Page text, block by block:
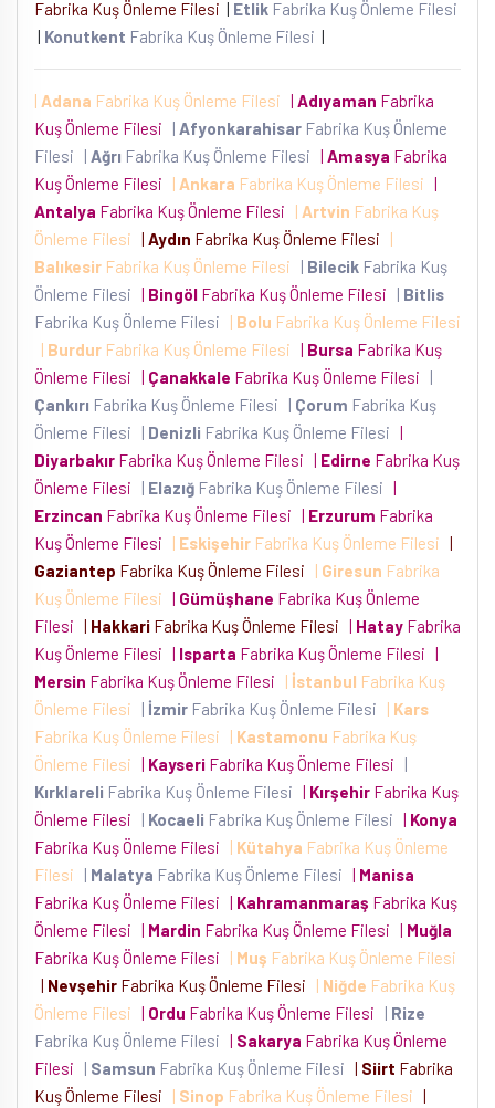
Fabrika Kuş Önleme Filesi | Etlik Fabrika Kuş Önleme Filesi
| Konutkent Fabrika Kuş Önleme Filesi |
| Adana Fabrika Kuş Önleme Filesi | Adıyaman Fabrika
Kuş Önleme Filesi
| Afyonkarahisar Fabrika Kuş Önleme
Filesi
| Ağrı Fabrika Kuş Önleme Filesi | Amasya Fabrika
Kuş Önleme Filesi
| Ankara Fabrika Kuş Önleme Filesi |
Antalya Fabrika Kuş Önleme Filesi | Artvin Fabrika Kuş
Önleme Filesi | Aydın Fabrika Kuş Önleme Filesi
|
Balıkesir Fabrika Kuş Önleme Filesi | Bilecik Fabrika Kuş
Önleme Filesi | Bingöl Fabrika Kuş Önleme Filesi | Bitlis
Fabrika Kuş Önleme Filesi
| Bolu Fabrika Kuş Önleme Filesi
| Burdur Fabrika Kuş Önleme Filesi | Bursa Fabrika Kuş
Önleme Filesi | Çanakkale Fabrika Kuş Önleme Filesi
|
Çankırı Fabrika Kuş Önleme Filesi | Çorum Fabrika Kuş
Önleme Filesi
| Denizli Fabrika Kuş Önleme Filesi |
Diyarbakır Fabrika Kuş Önleme Filesi | Edirne Fabrika Kuş
Önleme Filesi
| Elazığ Fabrika Kuş Önleme Filesi |
Erzincan Fabrika Kuş Önleme Filesi | Erzurum Fabrika
Kuş Önleme Filesi
| Eskişehir Fabrika Kuş Önleme Filesi |
Gaziantep Fabrika Kuş Önleme Filesi | Giresun Fabrika
Kuş Önleme Filesi | Gümüşhane Fabrika Kuş Önleme
Filesi | Hakkari Fabrika Kuş Önleme Filesi | Hatay Fabrika
Kuş Önleme Filesi | Isparta Fabrika Kuş Önleme Filesi |
Mersin Fabrika Kuş Önleme Filesi | İstanbul Fabrika Kuş
Önleme Filesi
| İzmir Fabrika Kuş Önleme Filesi | Kars
Fabrika Kuş Önleme Filesi
| Kastamonu Fabrika Kuş
Önleme Filesi | Kayseri Fabrika Kuş Önleme Filesi
|
Kırklareli Fabrika Kuş Önleme Filesi | Kırşehir Fabrika Kuş
Önleme Filesi
| Kocaeli Fabrika Kuş Önleme Filesi | Konya
Fabrika Kuş Önleme Filesi
| Kütahya Fabrika Kuş Önleme
Filesi
| Malatya Fabrika Kuş Önleme Filesi | Manisa
Fabrika Kuş Önleme Filesi | Kahramanmaraş Fabrika Kuş
Önleme Filesi | Mardin Fabrika Kuş Önleme Filesi | Muğla
Fabrika Kuş Önleme Filesi
| Muş Fabrika Kuş Önleme Filesi
| Nevşehir Fabrika Kuş Önleme Filesi | Niğde Fabrika Kuş
Önleme Filesi | Ordu Fabrika Kuş Önleme Filesi | Rize
Fabrika Kuş Önleme Filesi | Sakarya Fabrika Kuş Önleme
Filesi
| Samsun Fabrika Kuş Önleme Filesi | Siirt Fabrika
Kuş Önleme Filesi
| Sinop Fabrika Kuş Önleme Filesi |